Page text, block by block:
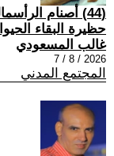
(44) أصنام
حظيرة البقاء
غالب المسعودي
2026 / 8 / 7
المجتمع المدني